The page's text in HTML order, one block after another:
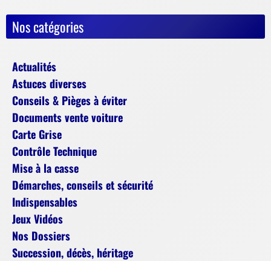
Nos catégories
Actualités
Astuces diverses
Conseils & Pièges à éviter
Documents vente voiture
Carte Grise
Contrôle Technique
Mise à la casse
Démarches, conseils et sécurité
Indispensables
Jeux Vidéos
Nos Dossiers
Succession, décès, héritage